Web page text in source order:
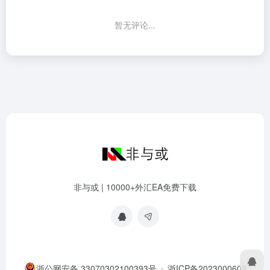
暂无评论...
非与或 | 10000+外汇EA免费下载